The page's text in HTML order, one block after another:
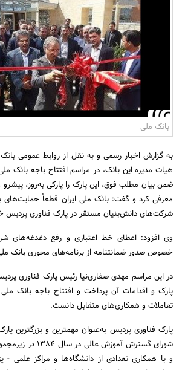
بانک ملی
به گزارش اخبار رسمی و به نقل از روابط عمومی
هیات مدیره این بانک، در مراسم افتتاح باجه بانک
ضمن بیان مطلب فوق، این پارک را پارکی به‌روز، پیشرو
معرفی کرد و گفت: بانک ملی ایران قطعأ حمایت‌های
شرکت‌های دانش‌بنیان مستقر در پارک فناوری پردیس
وی افزود: اعطای خط اعتباری و رفع دغدغه‌های
خصوص صدور ضمانتنامه از برنامه‌های محوری بانک
در این مراسم مهدی صفاری‌نیا رئیس پارک فناوری
پارک و اقدامات آن پرداخت و افتتاح باجه بانک
تعاملات و همکاری‌های متقابل دانست.
پارک فناوری پردیس به‌عنوان مهمترین و بزرگترین
شورای گسترش آموزش
و با همکاری تعدادی از دانشگاه‌ها و مراکز